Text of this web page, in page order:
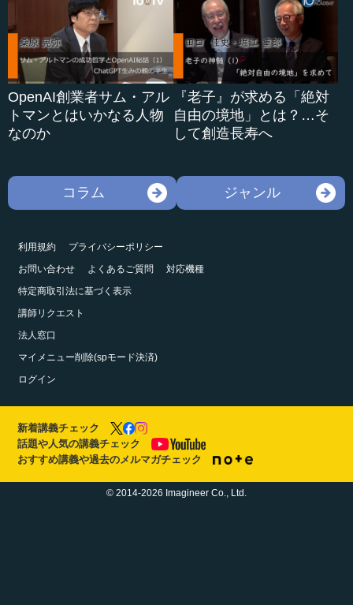
OpenAI創業者サム・アル
トマンとはいかなる人物
なのか
『老子』が求める「絶対
自由の境地」とは？…そ
して創造長寿へ
コラム ジャンル
利用規約
プライバシーポリシー
お問い合わせ
よくあるご質問
対応機種
特定商取引法に基づく表示
講師リクエスト
法人窓口
マイメニュー削除(spモード決済)
ログイン
新着講義チェック
話題や人気の講義チェック
おすすめ講義や過去のメルマガチェック
© 2014-2026 Imagineer Co., Ltd.